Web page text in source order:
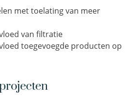
met toelating van meer
van filtratie
toegevoegde producten op